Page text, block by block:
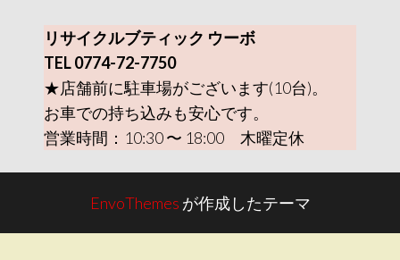
リサイクルブティック ウーボ
TEL 0774-72-7750
★店舗前に駐車場がございます(10台)。
お車での持ち込みも安心です。
営業時間：10:30 〜 18:00 木曜定休
EnvoThemes が作成したテーマ